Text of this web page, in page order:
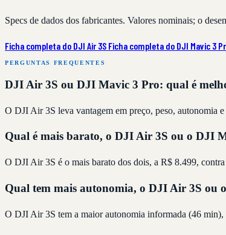
Specs de dados dos fabricantes. Valores nominais; o
Ficha completa do DJI Air 3S Ficha completa do DJI Mavic 3
PERGUNTAS FREQUENTES
DJI Air 3S ou DJI Mavic 3 Pro: qual é
O DJI Air 3S leva vantagem em preço, peso, autonomia e
Qual é mais barato, o DJI Air 3S ou o DJI
O DJI Air 3S é o mais barato dos dois, a R$ 8.499,
Qual tem mais autonomia, o DJI Air 3S ou
O DJI Air 3S tem a maior autonomia informada (46